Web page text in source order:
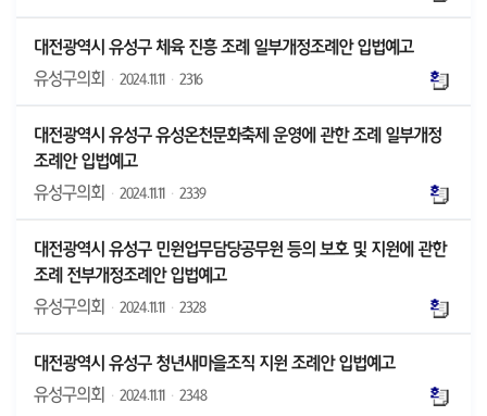
대전광역시 유성구 체육 진흥 조례 일부개정조례안 입법예고
유성구의회
· 2024.11.11 · 2316
대전광역시 유성구 유성온천문화축제 운영에 관한 조례 일부개정
조례안 입법예고
유성구의회
· 2024.11.11 · 2339
대전광역시 유성구 민원업무담당공무원 등의 보호 및 지원에 관한
조례 전부개정조례안 입법예고
유성구의회
· 2024.11.11 · 2328
대전광역시 유성구 청년새마을조직 지원 조례안 입법예고
유성구의회
· 2024.11.11 · 2348